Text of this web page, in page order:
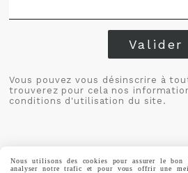
Valider
Vous pouvez vous désinscrire à
trouverez pour cela nos
conditions d'utilisation du site.
Nous utilisons des cookies pour assurer le bon
analyser notre trafic et pour vous offrir une